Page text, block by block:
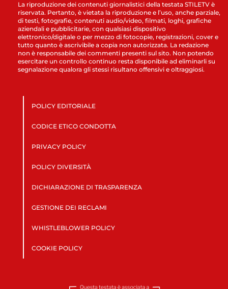
La riproduzione dei contenuti giornalistici della testata STILETV è
riservata. Pertanto, è vietata la riproduzione e l’uso, anche parziale,
di testi, fotografie, contenuti audio/video, filmati, loghi, grafiche
aziendali e pubblicitarie, con qualsiasi dispositivo
elettronico/digitale o per mezzo di fotocopie, registrazioni, cover e
tutto quanto è ascrivibile a copia non autorizzata. La redazione
non è responsabile dei commenti presenti sul sito. Non potendo
esercitare un controllo continuo resta disponibile ad eliminarli su
segnalazione qualora gli stessi risultano offensivi e oltraggiosi.
POLICY EDITORIALE
CODICE ETICO CONDOTTA
PRIVACY POLICY
POLICY DIVERSITÀ
DICHIARAZIONE DI TRASPARENZA
GESTIONE DEI RECLAMI
WHISTLEBLOWER POLICY
COOKIE POLICY